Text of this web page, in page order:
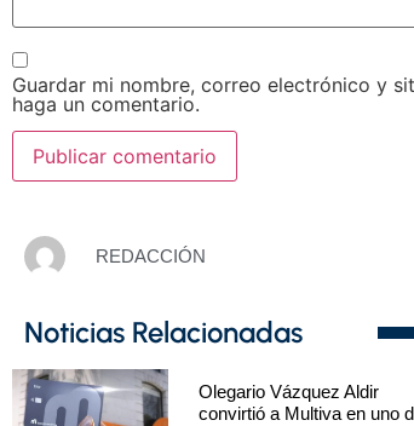
Guardar mi nombre, correo electrónico y
haga un comentario.
REDACCIÓN
Noticias Relacionadas
Olegario Vázquez Aldir
convirtió a Multiva en uno